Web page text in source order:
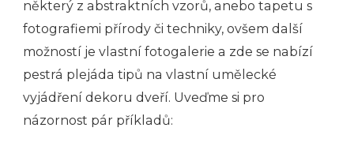
některý z abstraktních vzorů, anebo tapetu s
fotografiemi přírody či techniky, ovšem další
možností je vlastní fotogalerie a zde se nabízí
pestrá plejáda tipů na vlastní umělecké
vyjádření dekoru dveří. Uveďme si pro
názornost pár příkladů: